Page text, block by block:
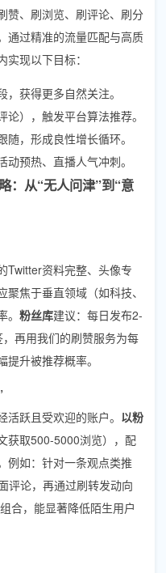
赞、刷浏览、刷评论、刷分
通过精准的流量匹配与高质
现以下目标：
获得更多自然关注。
），触发平台算法推荐。
，形成良性增长循环。
预热、直播人气冲刺。
：从“无人问津”到“意
Twitter资料完整、头像专
焦于垂直领域（如科技、
粉丝库建议：每日发布2-
再用我们的刷赞服务为每
升被推荐概率。
跃且受欢迎的账户。 以粉
获取500-5000浏览），配
例如：针对一条观点类推
评论，再通过刷转发动向
合，能显著降低陌生用户